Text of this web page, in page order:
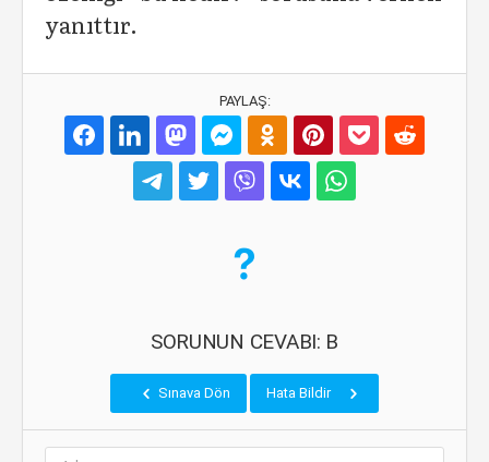
yanıttır.
PAYLAŞ:
SORUNUN CEVABI: B
Sınava Dön Hata Bildir